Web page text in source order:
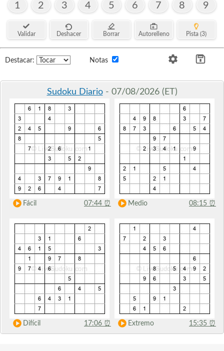
1 2 3 4 5 6 7 8 9
Validar Deshacer Borrar Autorelleno Pista (3)
Destacar: Notas
Sudoku Diario- 07/08/2026 (ET)
Fácil 07:44 ⏰ Medio 08:15 ⏰
Difícil 17:06 ⏰ Extremo 15:35 ⏰